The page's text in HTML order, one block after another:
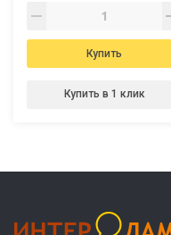
Купить
Купить в 1 клик